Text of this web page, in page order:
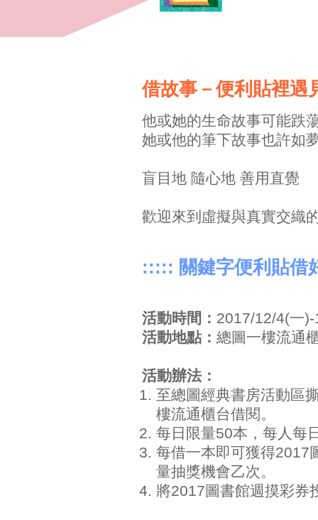
借故事－便利貼裡遇
他或她的生命故事可能跌
她或他的筆下故事也許如
盲目地 隨心地 善用直覺
歡迎來到虛擬與真實交織
::::: 關鍵字便利貼借
活動時間： 2017/12/4(一
活動地點： 總圖一樓流通
活動辦法：
至總圖經典書房活動區
樓流通櫃台借閱。
每日限量50本，每人每
每借一本即可獲得2017
量抽獎機會乙次。
將2017圖書館週摸彩券